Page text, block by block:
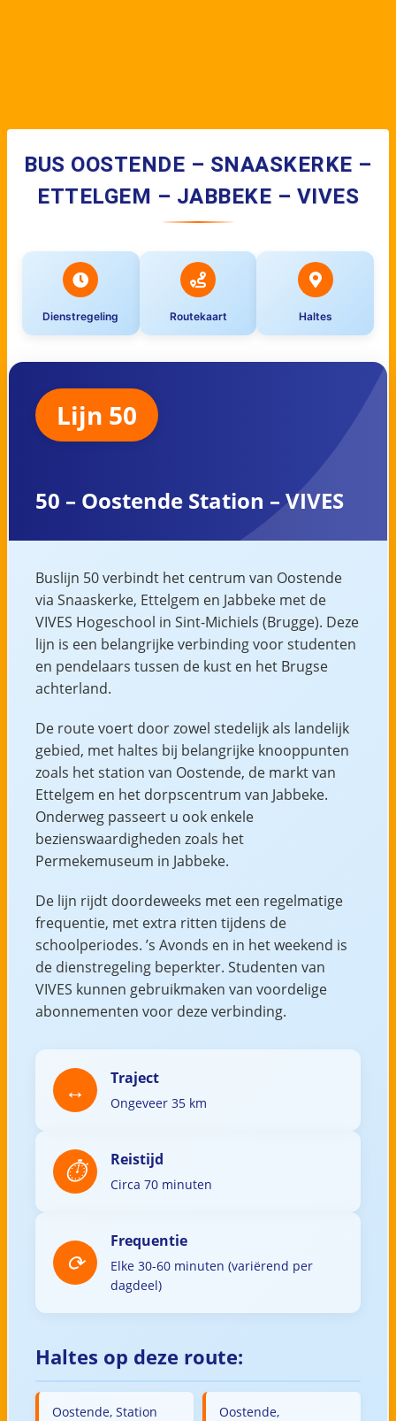
BUS OOSTENDE – SNAASKERKE –
ETTELGEM – JABBEKE – VIVES
Dienstregeling Routekaart Haltes
Lijn 50
50 – Oostende Station – VIVES
Buslijn 50 verbindt het centrum van Oostende
via Snaaskerke, Ettelgem en Jabbeke met de
VIVES Hogeschool in Sint-Michiels (Brugge). Deze
lijn is een belangrijke verbinding voor studenten
en pendelaars tussen de kust en het Brugse
achterland.
De route voert door zowel stedelijk als landelijk
gebied, met haltes bij belangrijke knooppunten
zoals het station van Oostende, de markt van
Ettelgem en het dorpscentrum van Jabbeke.
Onderweg passeert u ook enkele
bezienswaardigheden zoals het
Permekemuseum in Jabbeke.
De lijn rijdt doordeweeks met een regelmatige
frequentie, met extra ritten tijdens de
schoolperiodes. ’s Avonds en in het weekend is
de dienstregeling beperkter. Studenten van
VIVES kunnen gebruikmaken van voordelige
abonnementen voor deze verbinding.
Traject
Ongeveer 35 km
Reistijd
Circa 70 minuten
Frequentie
Elke 30-60 minuten (variërend per
dagdeel)
Haltes op deze route:
Oostende, Station
Oostende,